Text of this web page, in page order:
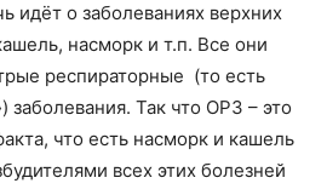
идёт о заболеваниях верхних
насморк и т.п. Все они
респираторные (то есть
заболевания. Так что ОРЗ – это
что есть насморк и кашель
всех этих болезней